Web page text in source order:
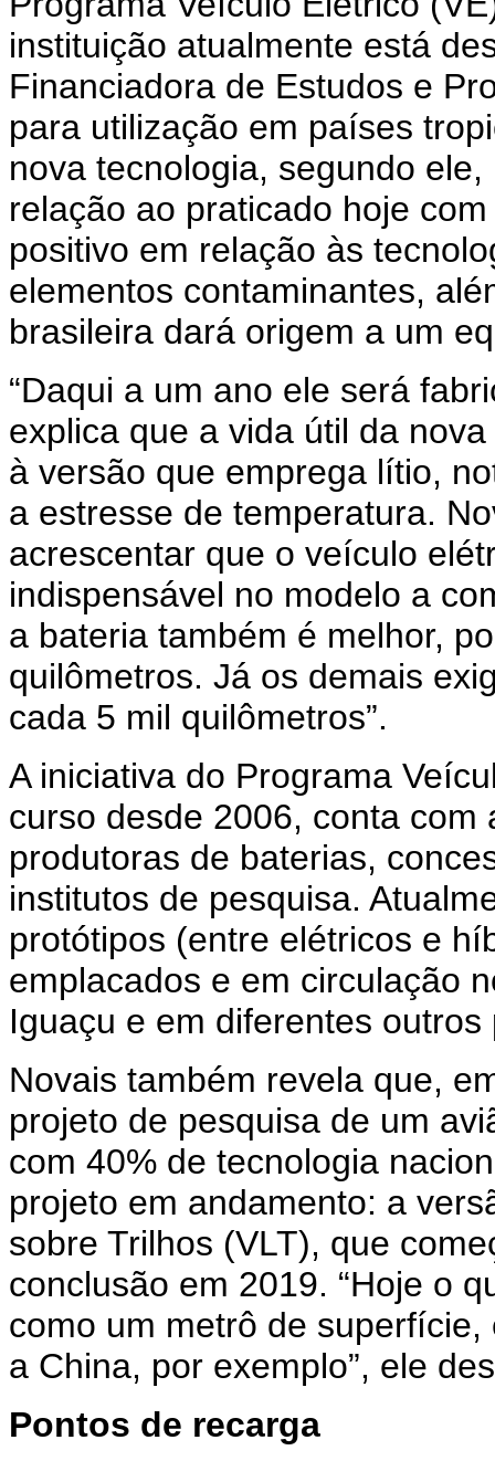
instituição atualmente está
Financiadora de Estudos e
para utilização em países
nova tecnologia, segundo
relação ao praticado hoje
positivo em relação às
elementos contaminantes,
brasileira dará origem a um
“Daqui a um ano ele será
explica que a vida útil da
à versão que emprega lítio,
a estresse de temperatura.
acrescentar que o veículo
indispensável no modelo a
a bateria também é melhor,
quilômetros. Já os demais
cada 5 mil quilômetros”.
A iniciativa do Programa
curso desde 2006, conta
produtoras de baterias,
institutos de pesquisa.
protótipos (entre elétricos e
emplacados e em circulação
Iguaçu e em diferentes
Novais também revela que,
projeto de pesquisa de um
com 40% de tecnologia
projeto em andamento: a
sobre Trilhos (VLT), que
conclusão em 2019. “Hoje o
como um metrô de
a China, por exemplo”, ele
Pontos de recarga